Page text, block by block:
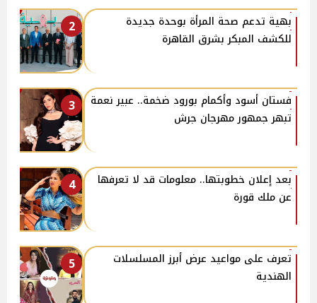
2
بهية تدعم صحة المرأة بوحدة جديدة
للكشف المبكر بشرق القاهرة
3
فستان أسود وأكمام بورود ضخمة.. عبير نعمة
تبهر جمهور مهرجان جرش
4
بعد إعلان خطوبتها.. معلومات قد لا تعرفها
عن ملك قورة
5
تعرف على مواعيد عرض أبرز المسلسلات
الهندية